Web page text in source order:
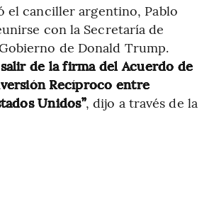
el canciller argentino, Pablo
con la Secretaría de
de Donald Trump.
salir de la firma del Acuerdo de
Recíproco entre
Unidos”, dijo a través de la